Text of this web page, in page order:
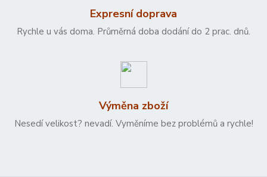
Expresní doprava
Rychle u vás doma. Průměrná doba dodání do 2 prac. dnů.
Výměna zboží
Nesedí velikost? nevadí. Vyměníme bez problémů a rychle!